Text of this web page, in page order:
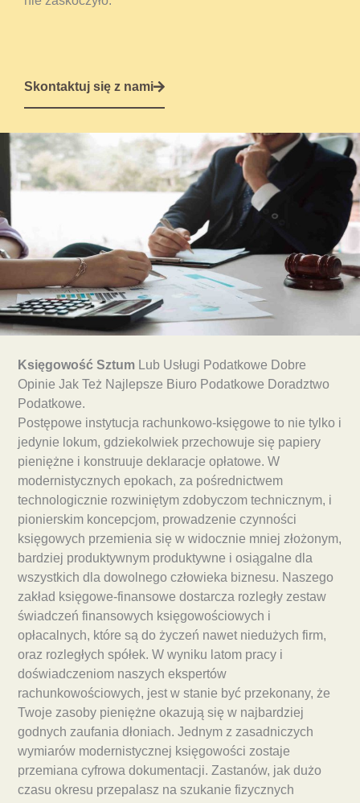
Skontaktuj się z nami
Księgowość Sztum Lub Usługi Podatkowe Dobre
Opinie Jak Też Najlepsze Biuro Podatkowe Doradztwo
Podatkowe.
Postępowe instytucja rachunkowo-księgowe to nie tylko i
jedynie lokum, gdziekolwiek przechowuje się papiery
pieniężne i konstruuje deklaracje opłatowe. W
modernistycznych epokach, za pośrednictwem
technologicznie rozwiniętym zdobyczom technicznym, i
pionierskim koncepcjom, prowadzenie czynności
księgowych przemienia się w widocznie mniej złożonym,
bardziej produktywnym produktywne i osiągalne dla
wszystkich dla dowolnego człowieka biznesu. Naszego
zakład księgowe-finansowe dostarcza rozległy zestaw
świadczeń finansowych księgowościowych i
opłacalnych, które są do życzeń nawet niedużych firm,
oraz rozległych spółek. W wyniku latom pracy i
doświadczeniom naszych ekspertów
rachunkowościowych, jest w stanie być przekonany, że
Twoje zasoby pieniężne okazują się w najbardziej
godnych zaufania dłoniach. Jednym z zasadniczych
wymiarów modernistycznej księgowości zostaje
przemiana cyfrowa dokumentacji. Zastanów, jak dużo
czasu okresu przepalasz na szukanie fizycznych